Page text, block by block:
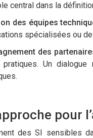
central dans la
des équipes
spécialisées ou
des
pratiques. Un
pour
des SI sensibles